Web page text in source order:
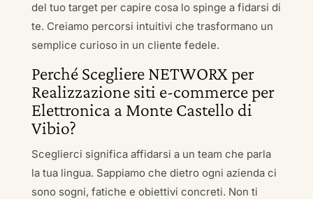
del tuo target per capire cosa lo spinge a fidarsi di
te. Creiamo percorsi intuitivi che trasformano un
semplice curioso in un cliente fedele.
Perché Scegliere NETWORX per
Realizzazione siti e-commerce per
Elettronica a Monte Castello di
Vibio?
Sceglierci significa affidarsi a un team che parla
la tua lingua. Sappiamo che dietro ogni azienda ci
sono sogni, fatiche e obiettivi concreti. Non ti